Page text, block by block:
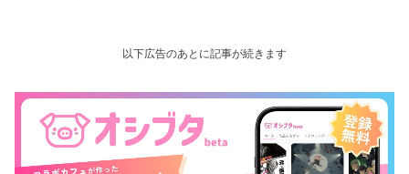
以下広告のあとに記事が続きます